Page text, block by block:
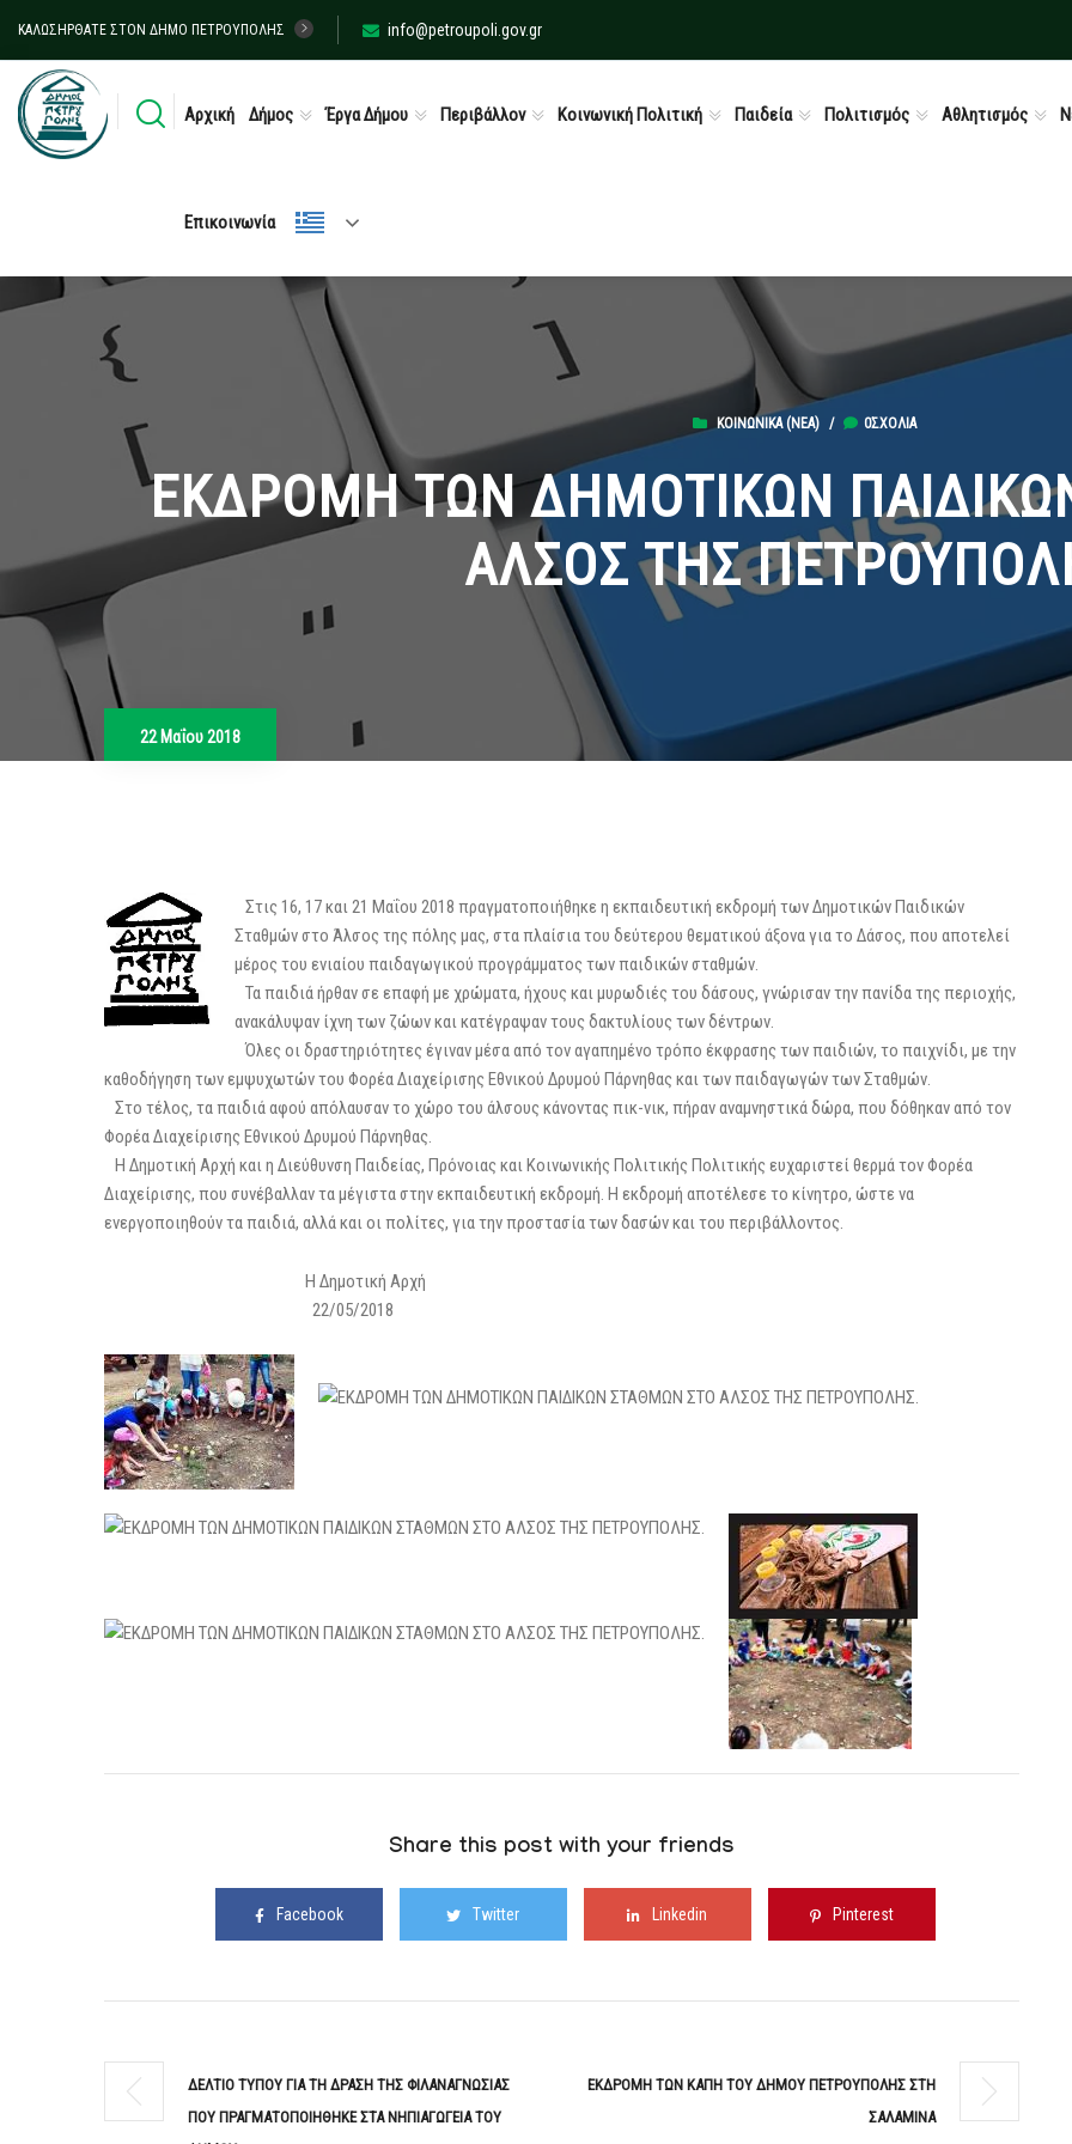
ΚΑΛΩΣΉΡΘΑΤΕ ΣΤΟΝ ΔΉΜΟ ΠΕΤΡΟΎΠΟΛΗΣ info@petroupoli.gov.gr
Αρχική Δήμος Έργα Δήμου Περιβάλλον Κοινωνική Πολιτική Παιδεία Πολιτισμός Αθλητισμός
Επικοινωνία
ΚΟΙΝΩΝΙΚΆ (ΝΕΑ)/ 0ΣΧΌΛΙΑ
ΕΚΔΡΟΜΗ ΤΩΝ ΔΗΜΟΤΙΚΩΝ
ΑΛΣΟΣ ΤΗΣ
22 Μαΐου 2018
Στις 16, 17 και 21 Μαΐου 2018 πραγματοποιήθηκε η εκπαιδευτική εκδρομή των Δημοτικών Παιδικών
Σταθμών στο Άλσος της πόλης μας, στα πλαίσια του δεύτερου θεματικού άξονα για το Δάσος, που αποτελεί
μέρος του ενιαίου παιδαγωγικού προγράμματος των παιδικών σταθμών.
Τα παιδιά ήρθαν σε επαφή με χρώματα, ήχους και μυρωδιές του δάσους, γνώρισαν την πανίδα της περιοχής,
ανακάλυψαν ίχνη των ζώων και κατέγραψαν τους δακτυλίους των δέντρων.
Όλες οι δραστηριότητες έγιναν μέσα από τον αγαπημένο τρόπο έκφρασης των παιδιών, το παιχνίδι, με την
καθοδήγηση των εμψυχωτών του Φορέα Διαχείρισης Εθνικού Δρυμού Πάρνηθας και των παιδαγωγών των Σταθμών.
Στο τέλος, τα παιδιά αφού απόλαυσαν το χώρο του άλσους κάνοντας πικ-νικ, πήραν αναμνηστικά δώρα, που δόθηκαν από τον
Φορέα Διαχείρισης Εθνικού Δρυμού Πάρνηθας.
Η Δημοτική Αρχή και η Διεύθυνση Παιδείας, Πρόνοιας και Κοινωνικής Πολιτικής Πολιτικής ευχαριστεί θερμά τον Φορέα
Διαχείρισης, που συνέβαλλαν τα μέγιστα στην εκπαιδευτική εκδρομή. Η εκδρομή αποτέλεσε το κίνητρο, ώστε να
ενεργοποιηθούν τα παιδιά, αλλά και οι πολίτες, για την προστασία των δασών και του περιβάλλοντος.
Η Δημοτική Αρχή
22/05/2018
Share this post with your friends
Facebook Twitter Linkedin Pinterest
ΔΕΛΤΙΟ ΤΥΠΟΥ ΓΙΑ ΤΗ ΔΡΑΣΗ ΤΗΣ ΦΙΛΑΝΑΓΝΩΣΙΑΣ
ΠΟΥ ΠΡΑΓΜΑΤΟΠΟΙΗΘΗΚΕ ΣΤΑ ΝΗΠΙΑΓΩΓΕΙΑ ΤΟΥ
ΕΚΔΡΟΜΗ ΤΩΝ ΚΑΠΗ ΤΟΥ ΔΗΜΟΥ ΠΕΤΡΟΥΠΟΛΗΣ ΣTH
ΣΑΛΑΜΙΝΑ